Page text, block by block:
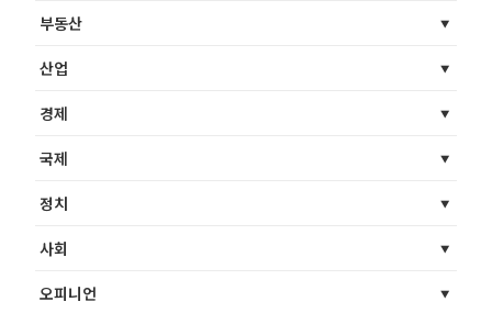
부동산
산업
경제
국제
정치
사회
오피니언